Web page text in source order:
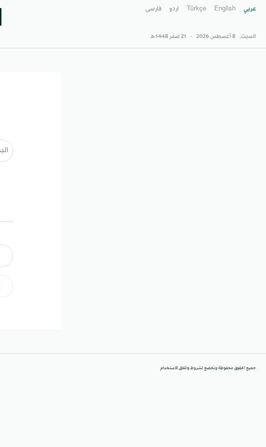
عربي English
Türkçe اردو فارسى
السبت, 8 أغسطس 2026 - 21 صفَر 1448 هـ
جميع الحقوق محفوظة وتخضع لشروط واتفاق الاستخدام